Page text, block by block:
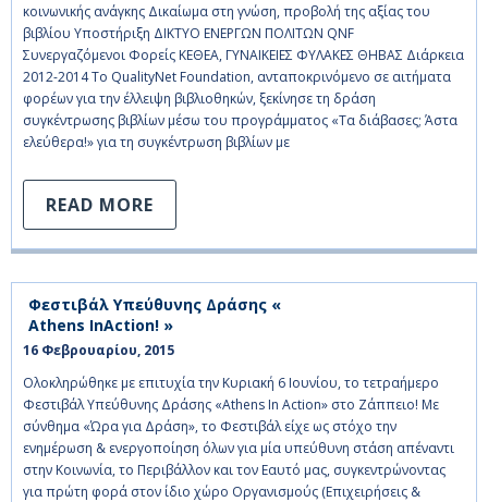
κοινωνικής ανάγκης Δικαίωμα στη γνώση, προβολή της αξίας του
βιβλίου Υποστήριξη ΔΙΚΤΥΟ ΕΝΕΡΓΩΝ ΠΟΛΙΤΩΝ QNF
Συνεργαζόμενοι Φορείς ΚΕΘΕΑ, ΓΥΝΑΙΚΕΙΕΣ ΦΥΛΑΚΕΣ ΘΗΒΑΣ Διάρκεια
2012-2014 Το QualityNet Foundation, ανταποκρινόμενο σε αιτήματα
φορέων για την έλλειψη βιβλιοθηκών, ξεκίνησε τη δράση
συγκέντρωσης βιβλίων μέσω του προγράμματος «Τα διάβασες; Άστα
ελεύθερα!» για τη συγκέντρωση βιβλίων με
READ MORE
Φεστιβάλ Υπεύθυνης Δράσης «
Athens InAction! »
16 Φεβρουαρίου, 2015
Ολοκληρώθηκε με επιτυχία την Κυριακή 6 Ιουνίου, το τετραήμερο
Φεστιβάλ Υπεύθυνης Δράσης «Athens In Action» στο Ζάππειο! Με
σύνθημα «Ώρα για Δράση», το Φεστιβάλ είχε ως στόχο την
ενημέρωση & ενεργοποίηση όλων για μία υπεύθυνη στάση απέναντι
στην Κοινωνία, το Περιβάλλον και τον Εαυτό μας, συγκεντρώνοντας
για πρώτη φορά στον ίδιο χώρο Οργανισμούς (Επιχειρήσεις &